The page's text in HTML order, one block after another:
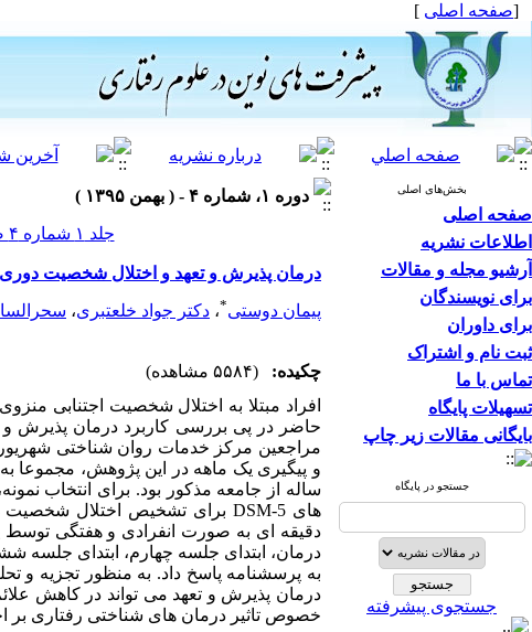
[صفحه اصلی ]
بخش‌های اصلی
صفحه اصلی
اطلاعات نشریه
آرشیو مجله و مقالات
برای نویسندگان
برای داوران
ثبت نام و اشتراک
تماس با ما
تسهیلات پایگاه
بایگانی مقالات زیر چاپ
جستجو در پایگاه
جستجوی پیشرفته
دوره ۱، شماره ۴ - ( بهمن ۱۳۹۵ )
جلد ۱ شماره ۴ صفحات ۱۰-۱
درمان پذیرش و تعهد و اختلال شخصیت
پیمان دوستی*، دکتر جواد خلعتبری،
چکیده:
(۵۵۸۴ مشاهده)
افراد مبتلا به اختلال شخصیت اجتنابی
حاضر در پی بررسی کاربرد درمان پذیرش و
ساله از جامعه مذکور بود. برای انتخاب
های DSM-5
دقیقه ای به صورت انفرادی و هفتگی
درمان، ابتدای جلسه چهارم، ابتدای جلسه
به پرسشنامه پاسخ داد. به منظور تجزیه و
درمان پذیرش و تعهد می تواند در کاهش
خصوص تاثیر درمان های شناختی رفتاری